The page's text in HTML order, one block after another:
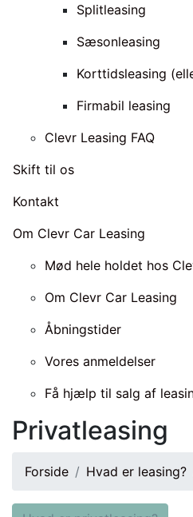
Splitleasing
Sæsonleasing
Korttidsleasing
Firmabil leasing
Clevr Leasing FAQ
Skift til os
Kontakt
Om Clevr Car Leasing
Mød hele holdet hos
Om Clevr Car Leasing
Åbningstider
Vores anmeldelser
Få hjælp til salg af
Privatleasing
Forside Hvad er leasing?